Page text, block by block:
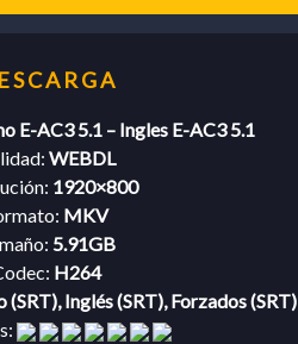
E-AC3 5.1 – Ingles E-AC3 5.1
WEBDL
1920×800
MKV
5.91GB
H264
(SRT), Inglés (SRT), Forzados (SRT)